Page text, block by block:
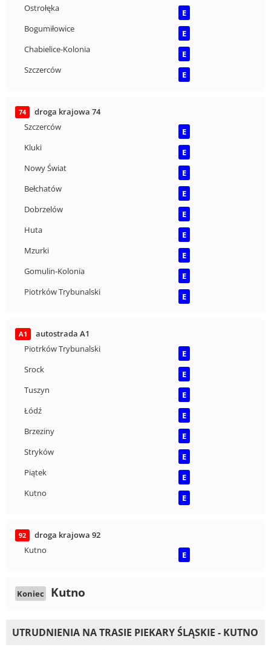
Ostrołęka
E
Bogumiłowice
E
Chabielice-Kolonia
E
Szczerców
E
74
droga krajowa 74
Szczerców
E
Kluki
E
Nowy Świat
E
Bełchatów
E
Dobrzelów
E
Huta
E
Mzurki
E
Gomulin-Kolonia
E
Piotrków Trybunalski
E
A1
autostrada A1
Piotrków Trybunalski
E
Srock
E
Tuszyn
E
Łódź
E
Brzeziny
E
Stryków
E
Piątek
E
Kutno
E
92
droga krajowa 92
Kutno
E
Koniec Kutno
UTRUDNIENIA NA TRASIE PIEKARY ŚLĄSKIE - KUTNO